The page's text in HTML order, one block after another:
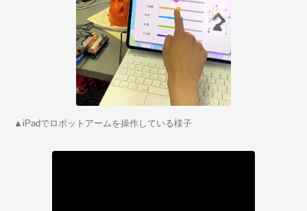
▲iPadでロボットアームを操作している様子